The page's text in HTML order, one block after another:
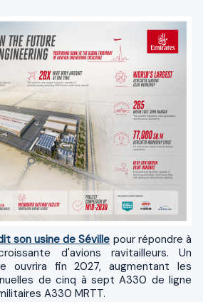
son usine de Séville pour répondre à
d'avions ravitailleurs. Un
ouvrira fin 2027, augmentant les
de cinq à sept A330 de ligne
A330 MRTT.